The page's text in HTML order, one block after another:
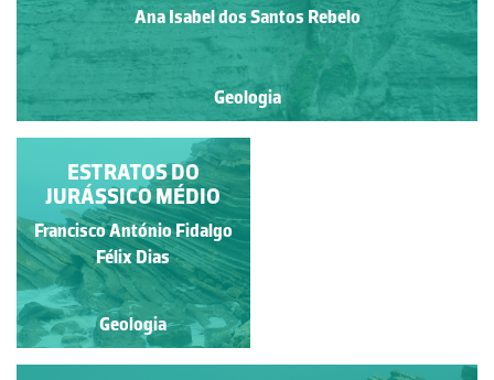
Ana Isabel dos Santos Rebelo
Geologia
UM ARCO MARINHO
NA BAIXA DO
OUTEIRO, PENÍNSULA
DE PENICHE
Francisco António Fidalgo
Félix Dias
Geologia
ESTRATOS DO
JURÁSSICO MÉDIO
Francisco António Fidalgo
Félix Dias
Geologia